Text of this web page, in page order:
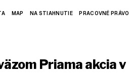
MAP NA STIAHNUTIE PRACOVNÉ PRÁVO
Priama akcia v